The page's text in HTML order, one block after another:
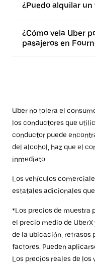
¿Puedo alquilar
¿Cómo vela Uber
pasajeros en
Uber no tolera el
los conductores que
conductor puede
del alcohol, haz que el
inmediato.
Los vehículos
estatales adicionales
*Los precios de muestra
el precio medio de
de la ubicación, retrasos
factores. Pueden
Los precios reales de los